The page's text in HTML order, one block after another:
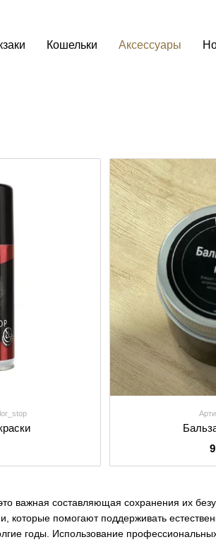
Кошельки Аксессуары
важная составляющая сохранения их
которые помогают поддерживать
годы. Использование